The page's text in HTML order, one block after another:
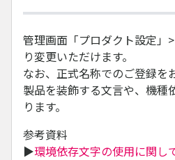
管理画面「プロダクト設定」
り変更いただけます。
なお、正式名称でのご登録を
製品を装飾する文言や、機種
ります。
参考資料
▶環境依存文字の使用に関し